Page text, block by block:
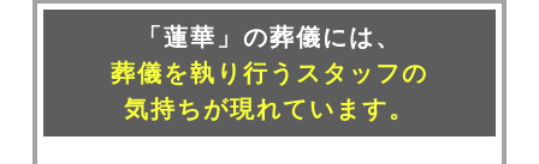
「蓮華」の葬儀には、
葬儀を執り行うスタッフの
気持ちが現れています。